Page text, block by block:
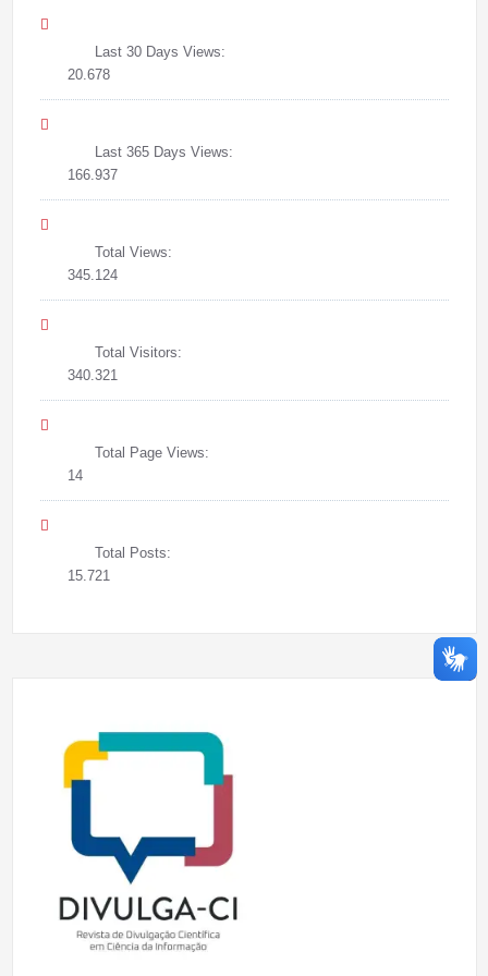
Last 30 Days Views:
20.678
Last 365 Days Views:
166.937
Total Views:
345.124
Total Visitors:
340.321
Total Page Views:
14
Total Posts:
15.721